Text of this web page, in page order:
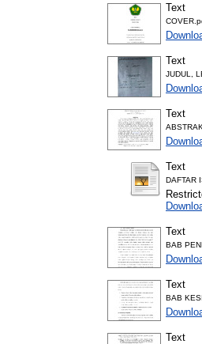
Text
Text
JUDUL,
Text
Text
DAFTAR
Text
BAB
Text
BAB
Text